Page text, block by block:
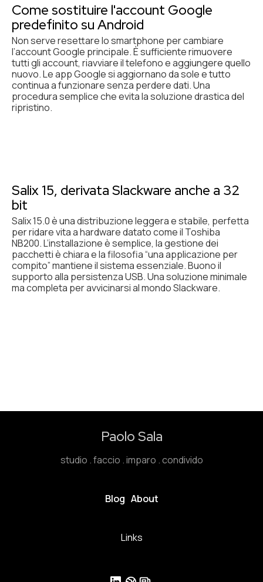
Come sostituire l'account Google
predefinito su Android
Non serve resettare lo smartphone per cambiare
l’account Google principale. È sufficiente rimuovere
tutti gli account, riavviare il telefono e aggiungere quello
nuovo. Le app Google si aggiornano da sole e tutto
continua a funzionare senza perdere dati. Una
procedura semplice che evita la soluzione drastica del
ripristino.
Salix 15, derivata Slackware anche a 32
bit
Salix 15.0 è una distribuzione leggera e stabile, perfetta
per ridare vita a hardware datato come il Toshiba
NB200. L’installazione è semplice, la gestione dei
pacchetti è chiara e la filosofia “una applicazione per
compito” mantiene il sistema essenziale. Buono il
supporto alla persistenza USB. Una soluzione minimale
ma completa per avvicinarsi al mondo Slackware.
Paolo Sala
studio . faccio . imparo . condivido
Blog About
Links